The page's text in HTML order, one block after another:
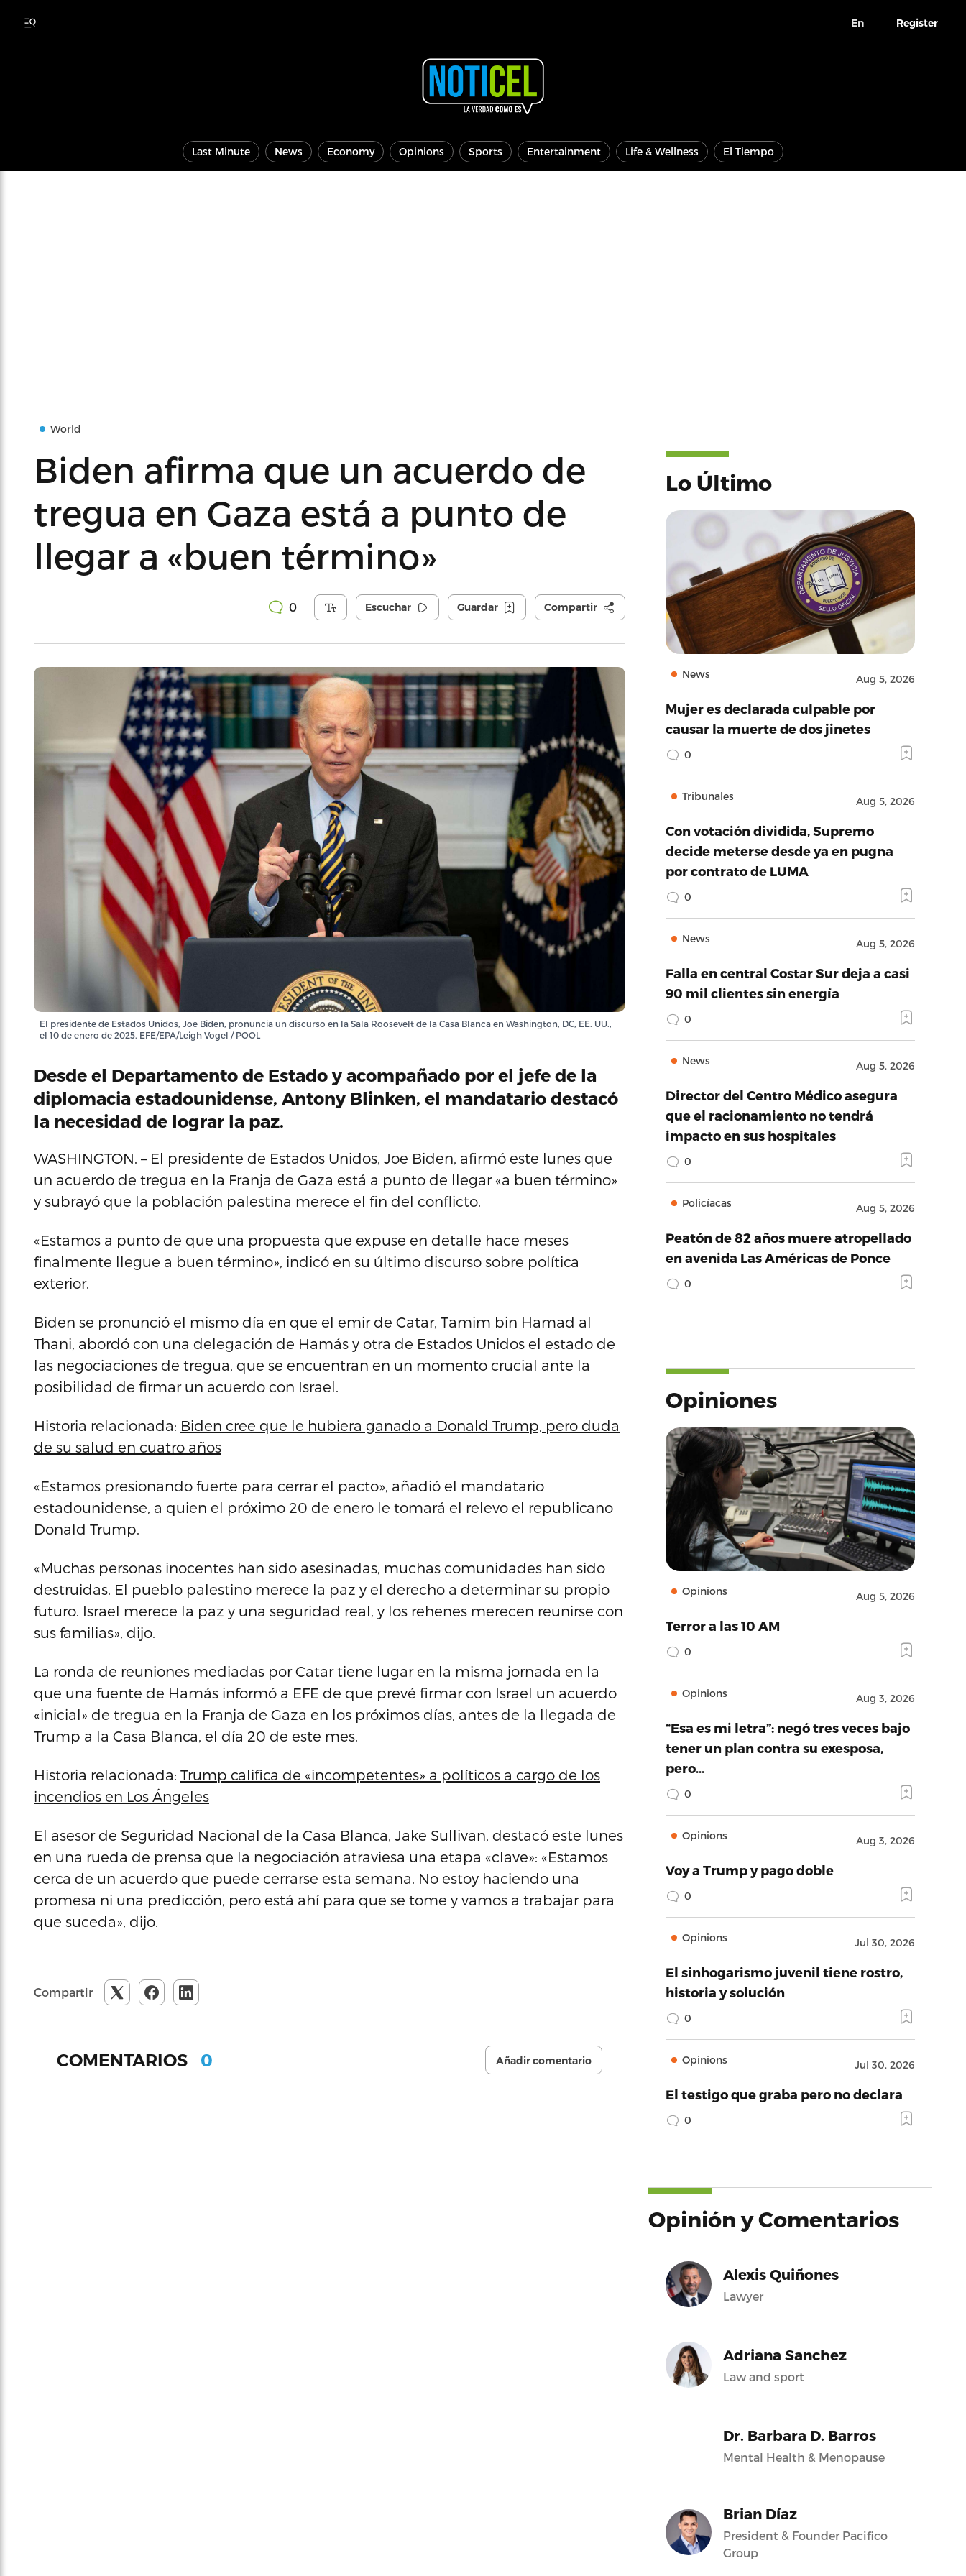
En Register
Last Minute News Economy Opinions Sports Entertainment Life & Wellness El Tiempo
World
Biden afirma que un acuerdo de
tregua en Gaza está a punto de
llegar a «buen término»
0 Escuchar Guardar Compartir
El presidente de Estados Unidos, Joe Biden, pronuncia un discurso en la Sala Roosevelt de la Casa Blanca en Washington, DC, EE. UU.,
el 10 de enero de 2025. EFE/EPA/Leigh Vogel / POOL
Desde el Departamento de Estado y acompañado por el jefe de la
diplomacia estadounidense, Antony Blinken, el mandatario destacó
la necesidad de lograr la paz.
WASHINGTON. – El presidente de Estados Unidos, Joe Biden, afirmó este lunes que
un acuerdo de tregua en la Franja de Gaza está a punto de llegar «a buen término»
y subrayó que la población palestina merece el fin del conflicto.
«Estamos a punto de que una propuesta que expuse en detalle hace meses
finalmente llegue a buen término», indicó en su último discurso sobre política
exterior.
Biden se pronunció el mismo día en que el emir de Catar, Tamim bin Hamad al
Thani, abordó con una delegación de Hamás y otra de Estados Unidos el estado de
las negociaciones de tregua, que se encuentran en un momento crucial ante la
posibilidad de firmar un acuerdo con Israel.
Historia relacionada: Biden cree que le hubiera ganado a Donald Trump, pero duda
de su salud en cuatro años
«Estamos presionando fuerte para cerrar el pacto», añadió el mandatario
estadounidense, a quien el próximo 20 de enero le tomará el relevo el republicano
Donald Trump.
«Muchas personas inocentes han sido asesinadas, muchas comunidades han sido
destruidas. El pueblo palestino merece la paz y el derecho a determinar su propio
futuro. Israel merece la paz y una seguridad real, y los rehenes merecen reunirse con
sus familias», dijo.
La ronda de reuniones mediadas por Catar tiene lugar en la misma jornada en la
que una fuente de Hamás informó a EFE de que prevé firmar con Israel un acuerdo
«inicial» de tregua en la Franja de Gaza en los próximos días, antes de la llegada de
Trump a la Casa Blanca, el día 20 de este mes.
Historia relacionada: Trump califica de «incompetentes» a políticos a cargo de los
incendios en Los Ángeles
El asesor de Seguridad Nacional de la Casa Blanca, Jake Sullivan, destacó este lunes
en una rueda de prensa que la negociación atraviesa una etapa «clave»: «Estamos
cerca de un acuerdo que puede cerrarse esta semana. No estoy haciendo una
promesa ni una predicción, pero está ahí para que se tome y vamos a trabajar para
que suceda», dijo.
Compartir
COMENTARIOS 0 Añadir comentario
Lo Último
News Aug 5, 2026
Mujer es declarada culpable por
causar la muerte de dos jinetes
0
Tribunales Aug 5, 2026
Con votación dividida, Supremo
decide meterse desde ya en pugna
por contrato de LUMA
0
News Aug 5, 2026
Falla en central Costar Sur deja a casi
90 mil clientes sin energía
0
News Aug 5, 2026
Director del Centro Médico asegura
que el racionamiento no tendrá
impacto en sus hospitales
0
Policíacas Aug 5, 2026
Peatón de 82 años muere atropellado
en avenida Las Américas de Ponce
0
Opiniones
Opinions Aug 5, 2026
Terror a las 10 AM
0
Opinions Aug 3, 2026
“Esa es mi letra”: negó tres veces bajo
tener un plan contra su exesposa,
pero…
0
Opinions Aug 3, 2026
Voy a Trump y pago doble
0
Opinions Jul 30, 2026
El sinhogarismo juvenil tiene rostro,
historia y solución
0
Opinions Jul 30, 2026
El testigo que graba pero no declara
0
Opinión y Comentarios
Alexis Quiñones
Lawyer
Adriana Sanchez
Law and sport
Dr. Barbara D. Barros
Mental Health & Menopause
Brian Díaz
President & Founder Pacifico
Group